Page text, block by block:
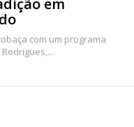
em
com um programa